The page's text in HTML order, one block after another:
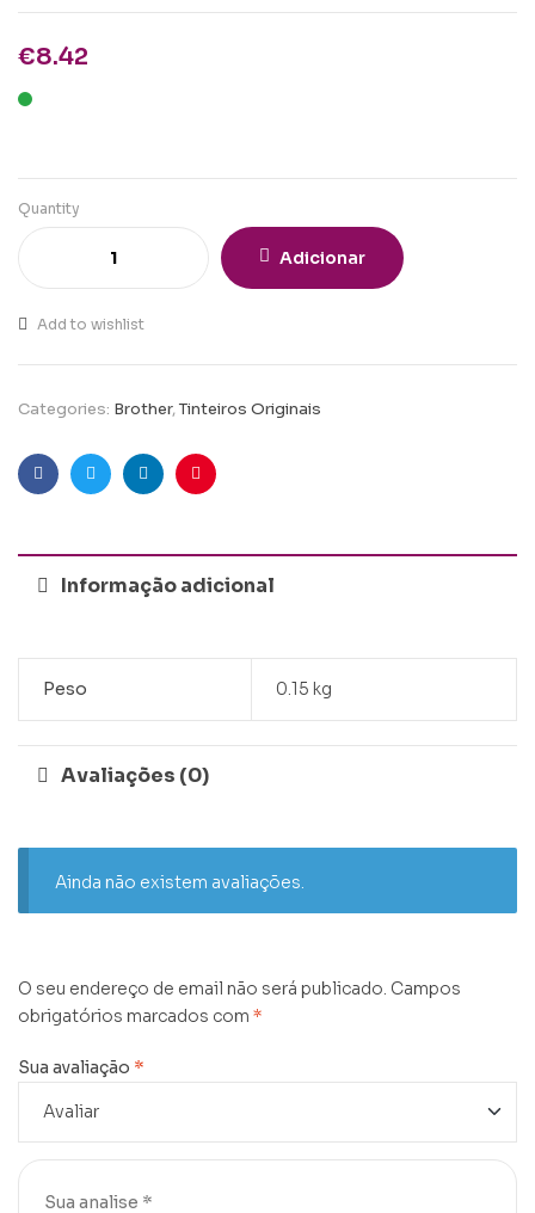
€8.42
Quantity
Adicionar
Add to wishlist
Categories: Brother,Tinteiros Originais
FacebookTwitterLinkedinPinterest
Informação adicional
Peso 0.15 kg
Avaliações (0)
Ainda não existem avaliações.
O seu endereço de email não será publicado. Campos
obrigatórios marcados com *
Sua avaliação *